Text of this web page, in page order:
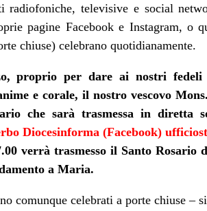
radiofoniche, televisive e social
pagine Facebook e Instagram,
chiuse) celebrano quotidianamente.
proprio per dare ai nostri
e corale, il nostro vescovo
che sarà trasmessa in diretta
Diocesinforma (Facebook)
verrà trasmesso il Santo
a Maria.
comunque celebrati a porte chiuse –